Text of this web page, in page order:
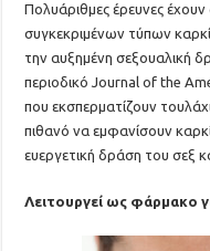
Πολυάριθμες έρευνες έχουν
συγκεκριμένων τύπων
την αυξημένη σεξουαλική
περιοδικό Journal of the
που εκσπερματίζουν
πιθανό να εμφανίσουν
ευεργετική δράση του σεξ
Λειτουργεί ως φάρμακο